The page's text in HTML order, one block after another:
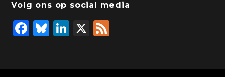
Volg ons op social media
F
Bl
Li
X